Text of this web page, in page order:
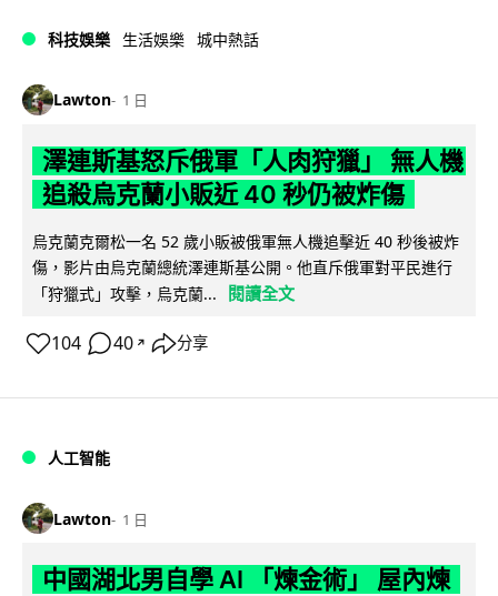
科技娛樂 生活娛樂 城中熱話
Lawton 1 日
澤連斯基怒斥俄軍「人肉狩獵」 無人機
追殺烏克蘭小販近 40 秒仍被炸傷
烏克蘭克爾松一名 52 歲小販被俄軍無人機追擊近 40 秒後被炸
傷，影片由烏克蘭總統澤連斯基公開。他直斥俄軍對平民進行
「狩獵式」攻擊，烏克蘭...
閱讀全文
104 40 ↗ 分享
人工智能
Lawton 1 日
中國湖北男自學 AI 「煉金術」 屋內煉